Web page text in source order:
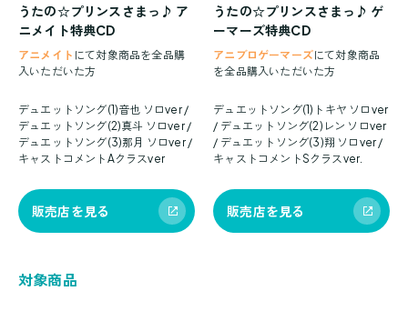
うたの☆プリンスさまっ♪ ア
ニメイト特典CD
アニメイト にて対象商品を全品購
入いただいた方
デュエットソング(1)音也 ソロver /
デュエットソング(2)真斗 ソロver /
デュエットソング(3)那月 ソロver /
キャストコメントAクラスver
販売店を見る
うたの☆プリンスさまっ♪ ゲ
ーマーズ特典CD
アニブロゲーマーズにて対象商品
を全品購入いただいた方
デュエットソング(1)トキヤ ソロver
/ デュエットソング(2)レン ソロver
/ デュエットソング(3)翔 ソロver /
キャストコメントSクラスver.
販売店を見る
対象商品